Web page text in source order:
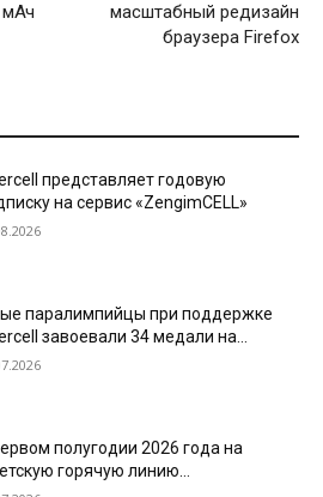
мАч
масштабный редизайн
браузера Firefox
представляет годовую
на сервис «ZengimCELL»
паралимпийцы при поддержке
завоевали 34 медали на
арене
полугодии 2026 года на
горячую линию
поступило более 3700